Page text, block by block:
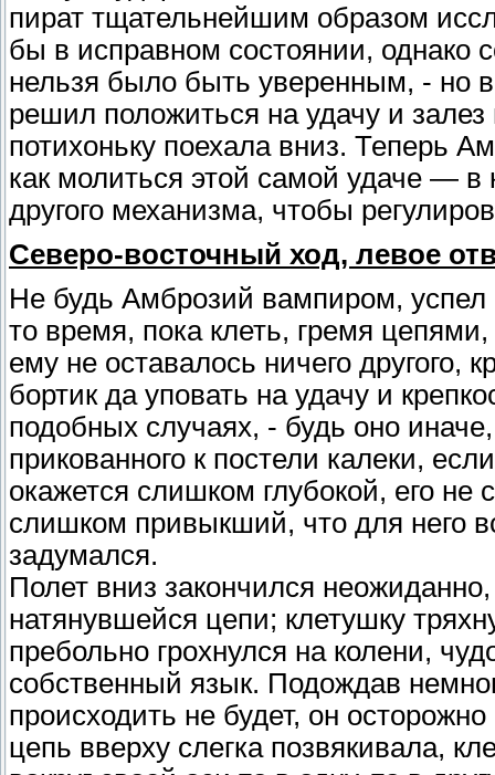
пират тщательнейшим образом
бы в исправном состоянии,
нельзя было быть уверенным, - но
решил положиться на удачу и
потихоньку поехала вниз. Теперь
как молиться этой самой удаче — в
другого механизма, чтобы
Северо-восточный ход, левое
Не будь Амброзий вампиром,
то время, пока клеть, гремя
ему не оставалось ничего другого,
бортик да уповать на удачу и
подобных случаях, - будь оно
прикованного к постели калеки,
окажется слишком глубокой, его
слишком привыкший, что для него
задумался.
Полет вниз закончился
натянувшейся цепи; клетушку
пребольно грохнулся на колени,
собственный язык. Подождав
происходить не будет, он
цепь вверху слегка позвякивала,